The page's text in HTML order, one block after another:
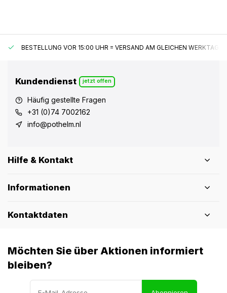
BESTELLUNG VOR 15:00 UHR = VERSAND AM GLEICHEN WERKTAG*
Kundendienst jetzt offen
Häufig gestellte Fragen
+31 (0)74 7002162
info@pothelm.nl
Hilfe & Kontakt
Informationen
Kontaktdaten
Möchten Sie über Aktionen informiert
bleiben?